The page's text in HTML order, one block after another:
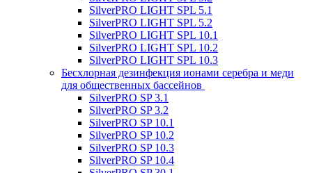
SilverPRO LIGHT SPL 5.1
SilverPRO LIGHT SPL 5.2
SilverPRO LIGHT SPL 10.1
SilverPRO LIGHT SPL 10.2
SilverPRO LIGHT SPL 10.3
Беcхлорная дезинфекция ионами серебра и меди
для общественных бассейнов
SilverPRO SP 3.1
SilverPRO SP 3.2
SilverPRO SP 10.1
SilverPRO SP 10.2
SilverPRO SP 10.3
SilverPRO SP 10.4